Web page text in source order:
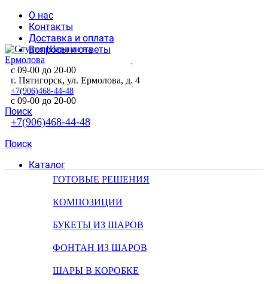
О нас
Контакты
Доставка и оплата
Вопросы и ответы
с 09-00 до 20-00
+7(906)468-44-48
Поиск
г. Пятигорск, ул. Ермолова, д. 4
с 09-00 до 20-00
+7(906)468-44-48
Поиск
Каталог
ГОТОВЫЕ РЕШЕНИЯ
КОМПОЗИЦИИ
БУКЕТЫ ИЗ ШАРОВ
ФОНТАН ИЗ ШАРОВ
ШАРЫ В КОРОБКЕ